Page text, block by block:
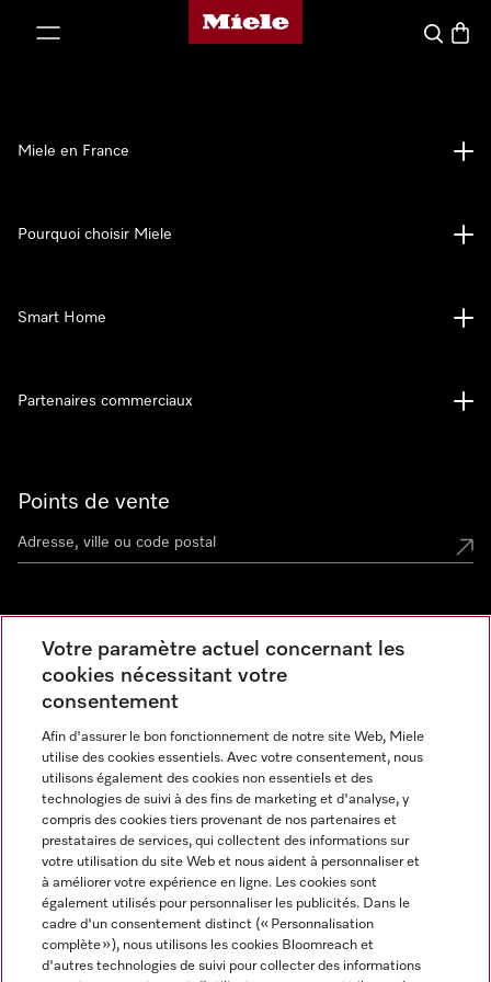
Page d'accueil Miele
Search
Points de vente
Découvrez la boutique Miele proche de chez vous
Newsletter
Miele en France
Pourquoi choisir Miele
Smart Home
Partenaires commerciaux
Miele sur Instagram
Miele sur Facebook
Miele sur Youtube
Votre paramètre actuel concernant les
cookies nécessitant votre
consentement
Afin d'assurer le bon fonctionnement de notre site Web, Miele
utilise des cookies essentiels. Avec votre consentement, nous
utilisons également des cookies non essentiels et des
technologies de suivi à des fins de marketing et d'analyse, y
compris des cookies tiers provenant de nos partenaires et
prestataires de services, qui collectent des informations sur
votre utilisation du site Web et nous aident à personnaliser et
à améliorer votre expérience en ligne. Les cookies sont
également utilisés pour personnaliser les publicités. Dans le
cadre d'un consentement distinct (« Personnalisation
complète »), nous utilisons les cookies Bloomreach et
d'autres technologies de suivi pour collecter des informations